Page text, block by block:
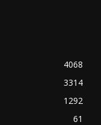
4068
3314
1292
61